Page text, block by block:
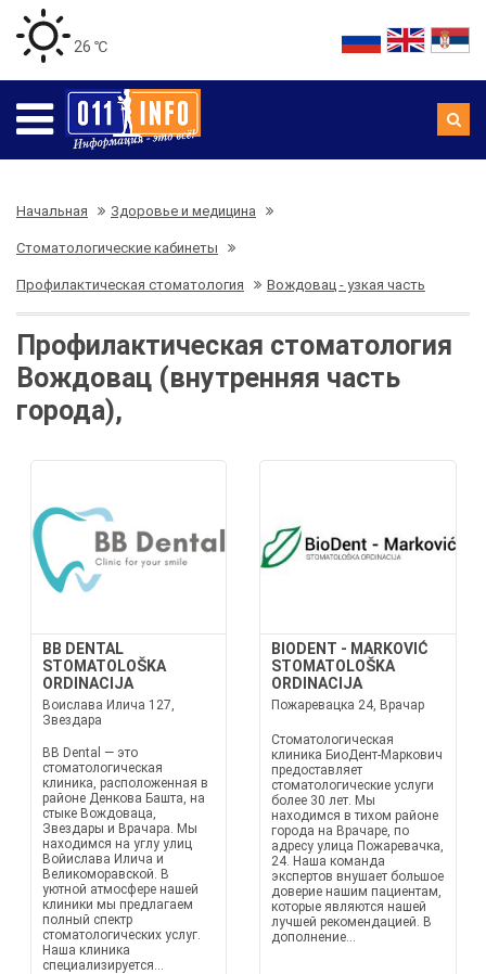
26 ℃
Начальная Здоровье и медицина
Стоматологические кабинеты
Профилактическая стоматология Вождовац - узкая часть
Профилактическая стоматология
Вождовац (внутренняя часть
города),
BB DENTAL
STOMATOLOŠKA
ORDINACIJA
Воислава Илича 127,
Звездара
BB Dental — это
стоматологическая
клиника, расположенная в
районе Денкова Башта, на
стыке Вождоваца,
Звездары и Врачара. Мы
находимся на углу улиц
Войислава Илича и
Великоморавской. В
уютной атмосфере нашей
клиники мы предлагаем
полный спектр
стоматологических услуг.
Наша клиника
специализируется...
BIODENT - MARKOVIĆ
STOMATOLOŠKA
ORDINACIJA
Пожаревацка 24, Врачар
Стоматологическая
клиника БиоДент-Маркович
предоставляет
стоматологические услуги
более 30 лет. Мы
находимся в тихом районе
города на Врачаре, по
адресу улица Пожаревачка,
24. Наша команда
экспертов внушает большое
доверие нашим пациентам,
которые являются нашей
лучшей рекомендацией. В
дополнение...